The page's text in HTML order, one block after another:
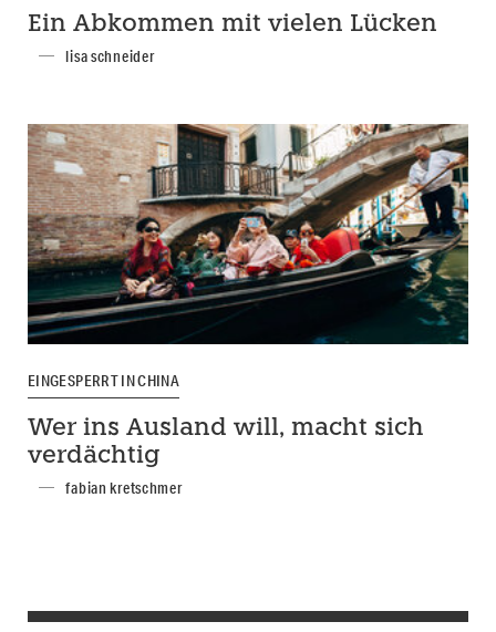
Ein Abkommen mit vielen Lücken
lisa schneider
EINGESPERRT IN CHINA
Wer ins Ausland will, macht sich
verdächtig
fabian kretschmer